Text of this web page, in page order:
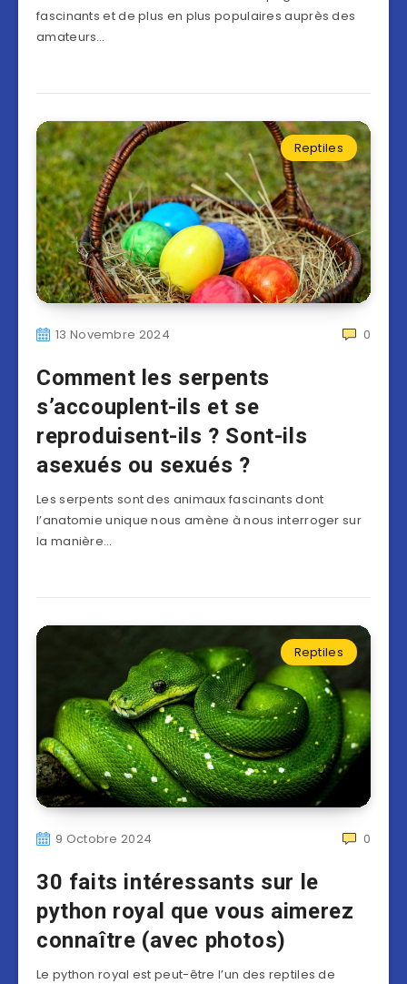
fascinants et de plus en plus populaires auprès des
amateurs…
Reptiles
13 Novembre 2024 0
Comment les serpents
s’accouplent-ils et se
reproduisent-ils ? Sont-ils
asexués ou sexués ?
Les serpents sont des animaux fascinants dont
l’anatomie unique nous amène à nous interroger sur
la manière…
Reptiles
9 Octobre 2024 0
30 faits intéressants sur le
python royal que vous aimerez
connaître (avec photos)
Le python royal est peut-être l’un des reptiles de